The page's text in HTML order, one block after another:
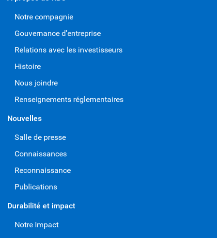
Notre compagnie
Gouvernance d'entreprise
Relations avec les investisseurs
Histoire
Nous joindre
Renseignements réglementaires
Nouvelles
Salle de presse
Connaissances
Reconnaissance
Publications
Durabilité et impact
Notre Impact